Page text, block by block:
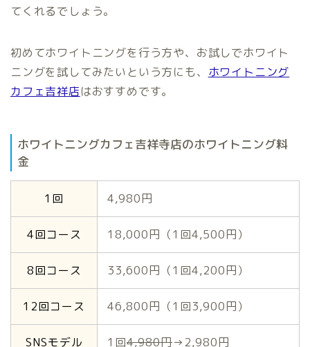
てくれるでしょう。
初めてホワイトニングを行う方や、お試しでホワイト
ニングを試してみたいという方にも、 ホワイトニング
カフェ吉祥店はおすすめです。
ホワイトニングカフェ吉祥寺店のホワイトニング料
金
1回 4,980円
4回コース 18,000円（1回4,500円）
8回コース 33,600円（1回4,200円）
12回コース 46,800円（1回3,900円）
SNSモデル 1回4,980円→2,980円